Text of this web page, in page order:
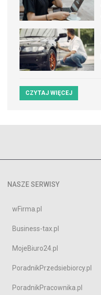
CZYTAJ WIĘCEJ
NASZE SERWISY
wFirma.pl
Business-tax.pl
MojeBiuro24.pl
PoradnikPrzedsiebiorcy.pl
PoradnikPracownika.pl